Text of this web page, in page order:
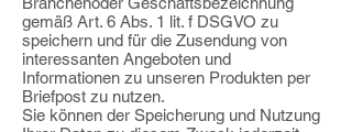
gemäß Art. 6 Abs. 1 lit. f DSGVO zu
speichern und für die Zusendung von
interessanten Angeboten und
Informationen zu unseren Produkten per
Briefpost zu nutzen.
Sie können der Speicherung und Nutzung